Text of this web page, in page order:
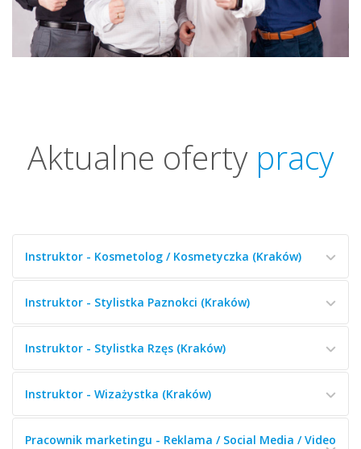
Aktualne oferty pracy
Instruktor - Kosmetolog / Kosmetyczka (Kraków)
Instruktor - Stylistka Paznokci (Kraków)
Instruktor - Stylistka Rzęs (Kraków)
Instruktor - Wizażystka (Kraków)
Pracownik marketingu - Reklama / Social Media / Video